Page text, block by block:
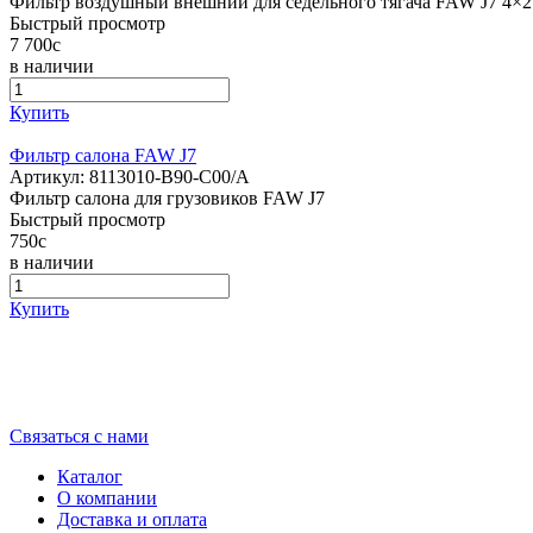
Быстрый просмотр
7 700c
в наличии
Купить
Фильтр салона FAW J7
Артикул: 8113010-В90-С00/A
Фильтр салона для грузовиков FAW J7
Быстрый просмотр
750c
в наличии
Купить
Связаться с нами
Каталог
О компании
Доставка и оплата